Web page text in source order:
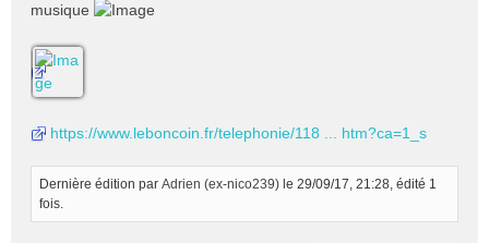
musique
https://www.leboncoin.fr/telephonie/118 ... htm?ca=1_s
Dernière édition par Adrien (ex-nico239) le 29/09/17, 21:28, édité 1
fois.